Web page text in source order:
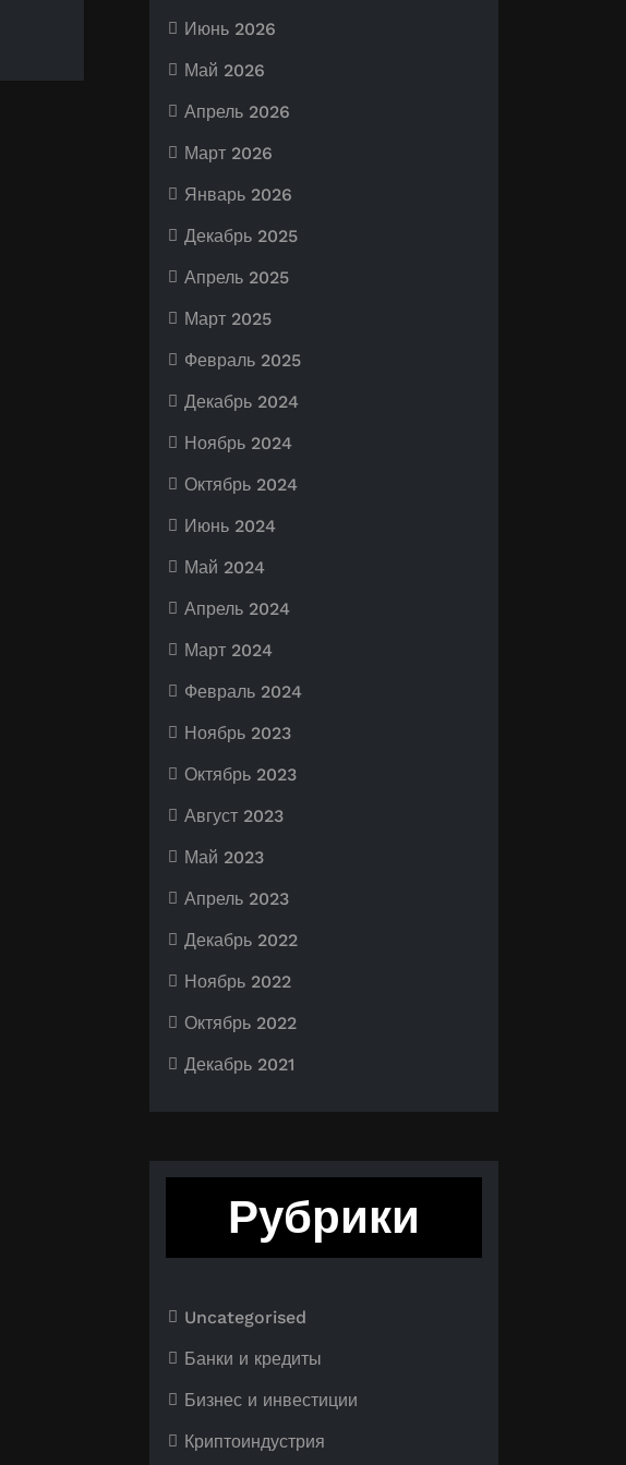
Июнь 2026
Май 2026
Апрель 2026
Март 2026
Январь 2026
Декабрь 2025
Апрель 2025
Март 2025
Февраль 2025
Декабрь 2024
Ноябрь 2024
Октябрь 2024
Июнь 2024
Май 2024
Апрель 2024
Март 2024
Февраль 2024
Ноябрь 2023
Октябрь 2023
Август 2023
Май 2023
Апрель 2023
Декабрь 2022
Ноябрь 2022
Октябрь 2022
Декабрь 2021
Рубрики
Uncategorised
Банки и кредиты
Бизнес и инвестиции
Криптоиндустрия